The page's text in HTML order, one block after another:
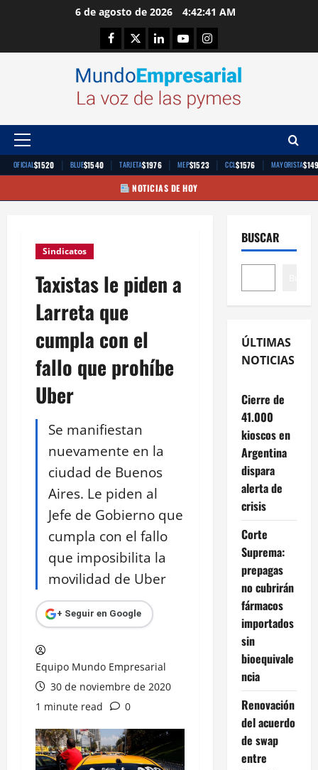
6 de agosto de 2026 4:42:42 AM
Facebook
TwitterLinkedinYoutubeInstagram
Menú
principal
OFICIAL$1520 | BLUE$1540 | TARJETA$1976 | MEP$1523 | CCL$1576 | MAYORISTA
NOTICIAS DE HOY
Sindicatos
Taxistas le piden a
Larreta que
cumpla con el
fallo que prohíbe
Uber
Se manifiestan
nuevamente en la
ciudad de Buenos
Aires. Le piden al
Jefe de Gobierno que
cumpla con el fallo
que imposibilita la
movilidad de Uber
+ Seguir en Google
Equipo Mundo Empresarial
30 de noviembre de 2020
1 minute read
0
BUSCAR
ÚLTIMAS
NOTICIAS
Cierre de
41.000
kioscos en
Argentina
dispara
alerta de
crisis
Corte
Suprema:
prepagas
no cubrirán
fármacos
importados
sin
bioequivale
ncia
Renovación
del acuerdo
de swap
entre